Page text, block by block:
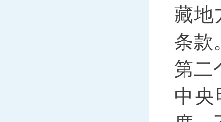
藏地
条款
第二
中